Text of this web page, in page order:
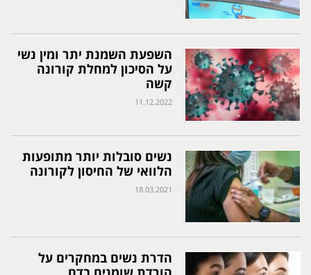
השפעת השמנת יתר ומין נשי
על הסיכון למחלת קורונה
קשה
11.12.2022
נשים סובלות יותר מתופעות
הלוואי של החיסון לקורונה
18.03.2021
הדרת נשים במחקרים על